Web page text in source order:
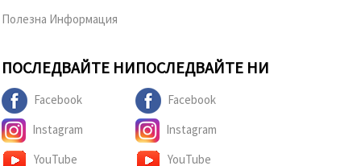
Полезна Информация
ПОСЛЕДВАЙТЕ НИ
Facebook
Instagram
YouTube
ПОСЛЕДВАЙТЕ НИ
Facebook
Instagram
YouTube